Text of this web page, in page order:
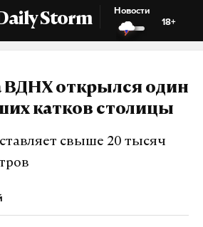
Storm
Новости
18+
ВДНХ открылся один
катков столицы
свыше 20 тысяч